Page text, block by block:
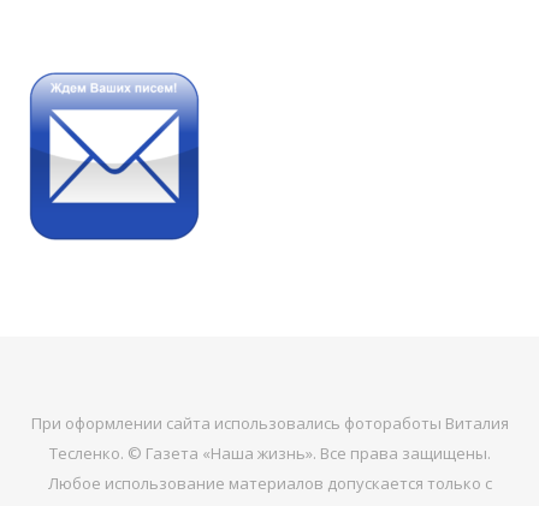
При оформлении сайта использовались фотоработы Виталия
Тесленко. © Газета «Наша жизнь». Все права защищены.
Любое использование материалов допускается только с